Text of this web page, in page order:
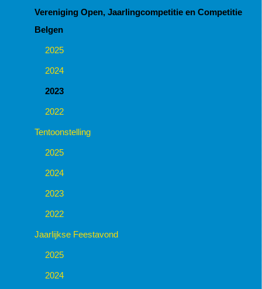
Vereniging Open, Jaarlingcompetitie en Competitie
Belgen
2025
2024
2023
2022
Tentoonstelling
2025
2024
2023
2022
Jaarlijkse Feestavond
2025
2024